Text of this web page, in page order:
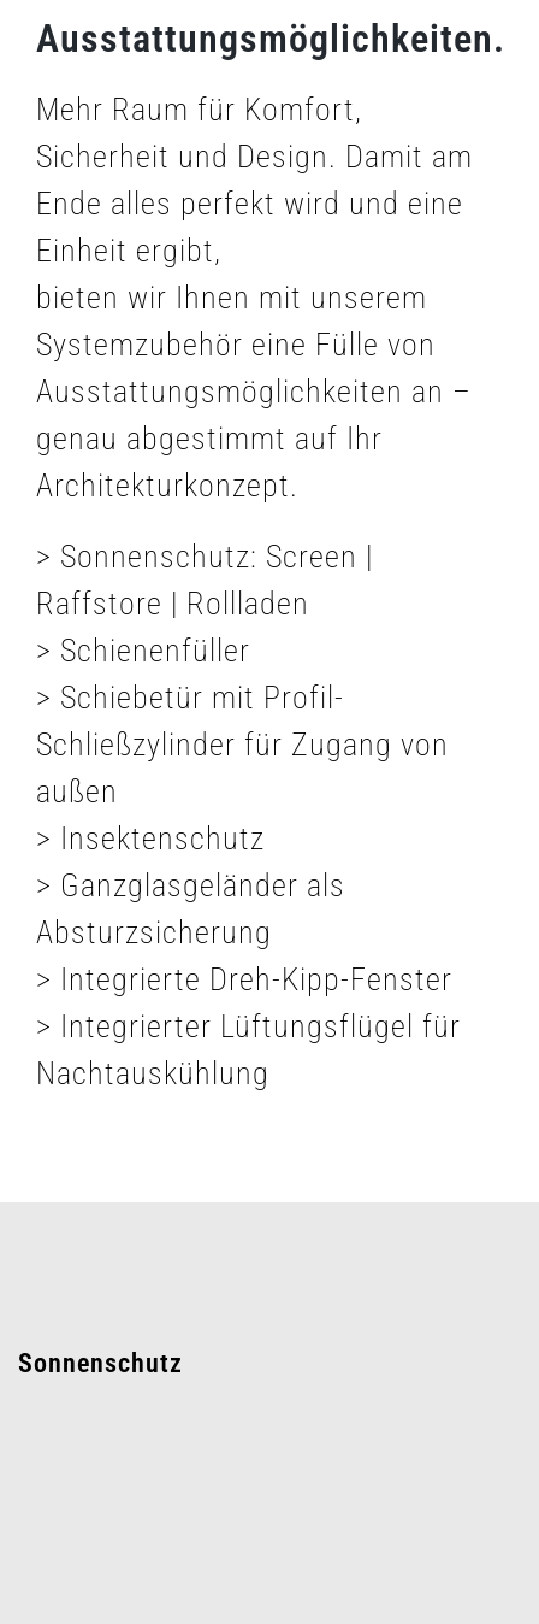
Verschlüsse
Sicherheit
Hurricane
Ausstattungsmöglichkeiten.
Mehr Raum für Komfort,
Sicherheit und Design. Damit am
Ende alles perfekt wird und eine
Einheit ergibt,
bieten wir Ihnen mit unserem
Systemzubehör eine Fülle von
Ausstattungsmöglichkeiten an –
genau abgestimmt auf Ihr
Architekturkonzept.
> Sonnenschutz: Screen |
Raffstore | Rollladen
> Schienenfüller
> Schiebetür mit Profil-
Schließzylinder für Zugang von
außen
> Insektenschutz
> Ganzglasgeländer als
Absturzsicherung
> Integrierte Dreh-Kipp-Fenster
> Integrierter Lüftungsflügel für
Nachtauskühlung
Sonnenschutz